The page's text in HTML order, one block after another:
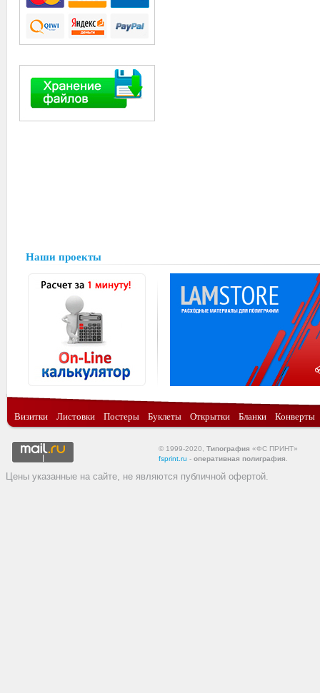
Наши проекты
Визитки Листовки Постеры Буклеты Открытки Бланки Конверты
© 1999-2020, Типография «ФС ПРИНТ»
fsprint.ru - оперативная полиграфия
Цены указанные на сайте, не являются публичной офертой.